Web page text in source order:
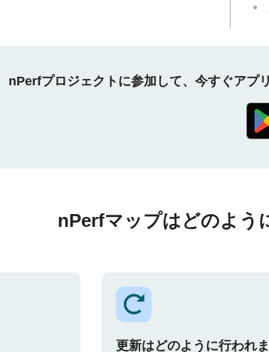
nPerfプロジェクトに参加して、今すぐアプ
nPerfマップはどのよう
更新はどのように行われ